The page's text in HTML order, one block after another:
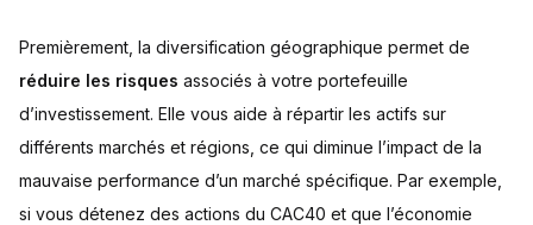
Premièrement, la diversification géographique permet de
réduire les risques associés à votre portefeuille
d’investissement. Elle vous aide à répartir les actifs sur
différents marchés et régions, ce qui diminue l’impact de la
mauvaise performance d’un marché spécifique. Par exemple,
si vous détenez des actions du CAC40 et que l’économie